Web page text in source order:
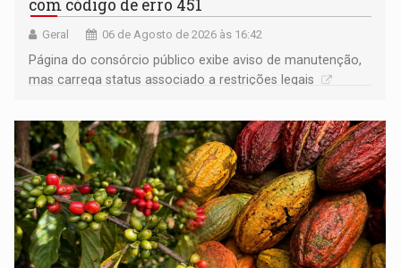
com código de erro 451
Geral 06 de Agosto de 2026 às 16:42
Página do consórcio público exibe aviso de manutenção,
mas carrega status associado a restrições legais